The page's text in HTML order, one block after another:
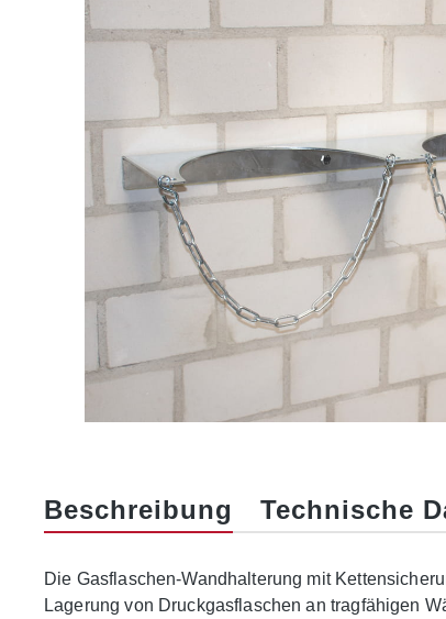
Beschreibung Technische
Die Gasflaschen-Wandhalterung mit
Lagerung von Druckgasflaschen an tragfähigen